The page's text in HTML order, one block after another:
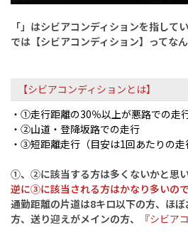
「」はシビアコンディションを指してい
では【シビアコンディション】ってな
【シビアコンディションとは】
・①走行距離の30％以上が悪路での走
・②山道・登降坂路での走行
・③短距離走行（目安は1回あたりの
①、②に該当する方は多くないかと思い
逆に③に該当される方はかなり多いの
通勤距離の片道は8キロ以下の方、ほぼ
方、 送り迎えがメインの方、 『シビア